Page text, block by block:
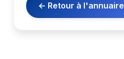
← Retour à l'annuaire